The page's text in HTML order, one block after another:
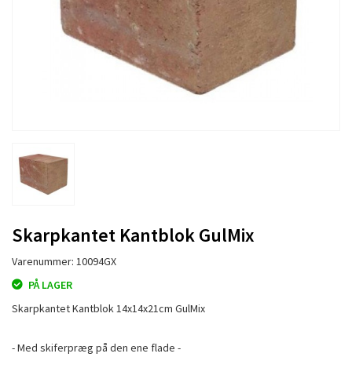
Skarpkantet Kantblok GulMix
Varenummer: 10094GX
PÅ LAGER
Skarpkantet Kantblok 14x14x21cm GulMix
- Med skiferpræg på den ene flade -